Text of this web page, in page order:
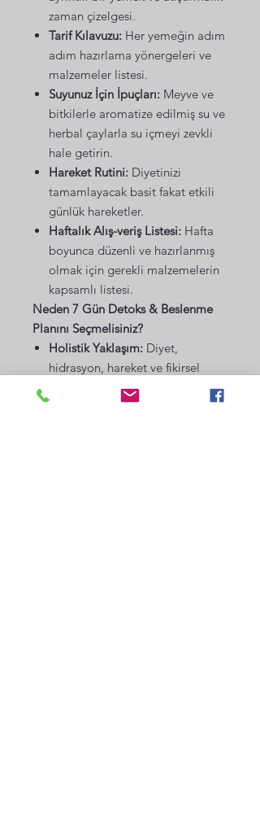
zaman çizelgesi.
Tarif Kılavuzu: Her yemeğin adım
adım hazırlama yönergeleri ve
malzemeler listesi.
Suyunuz İçin İpuçları: Meyve ve
bitkilerle aromatize edilmiş su ve
herbal çaylarla su içmeyi zevkli
hale getirin.
Hareket Rutini: Diyetinizi
tamamlayacak basit fakat etkili
günlük hareketler.
Haftalık Alış-veriş Listesi: Hafta
boyunca düzenli ve hazırlanmış
olmak için gerekli malzemelerin
kapsamlı listesi.
Neden 7 Gün Detoks & Beslenme
Planını Seçmelisiniz?
Holistik Yaklaşım: Diyet,
hidrasyon, hareket ve fikirsel
yemeyi bir arada ele alan
kapsamlı bir yaklaşım.